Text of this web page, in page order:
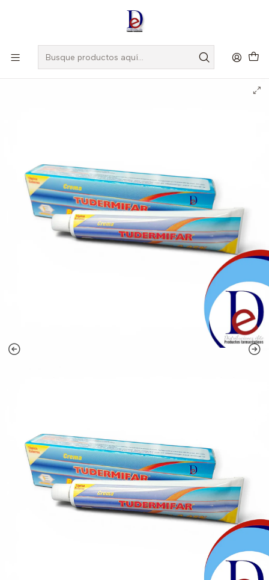
, Si eres nuevo regístrate
TUDERMIFAR 0.05% CREMA X 20 GR- BETAMETASONA 0,5%-
LABQUIFAR-VTO FEB 27 - UBI 5-C